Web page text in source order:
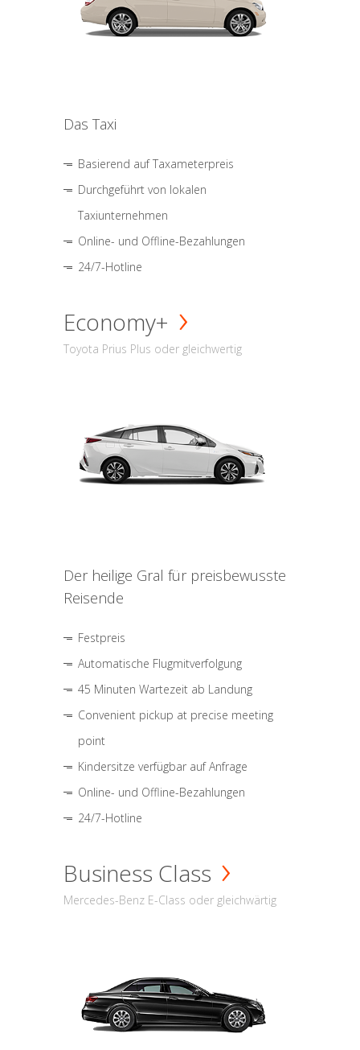
Das Taxi
Basierend auf Taxameterpreis
Durchgeführt von lokalen
Taxiunternehmen
Online- und Offline-Bezahlungen
24/7-Hotline
Economy+
Toyota Prius Plus oder gleichwertig
Der heilige Gral für preisbewusste
Reisende
Festpreis
Automatische Flugmitverfolgung
45 Minuten Wartezeit ab Landung
Convenient pickup at precise meeting
point
Kindersitze verfügbar auf Anfrage
Online- und Offline-Bezahlungen
24/7-Hotline
Business Class
Mercedes-Benz E-Class oder gleichwärtig